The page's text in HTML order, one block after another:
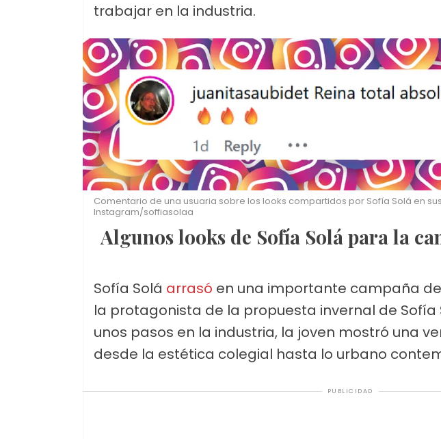
trabajar en la industria.
Comentario de una usuaria sobre los looks compartidos por Sofía Solá en
Instagram/soffiasolaa
Algunos looks de Sofía Solá para la
Sofía Solá arrasó en una importante campaña
la protagonista de la propuesta invernal de Sofía
unos pasos en la industria, la joven mostró una
desde la estética colegial hasta lo urbano
PUBLICIDAD